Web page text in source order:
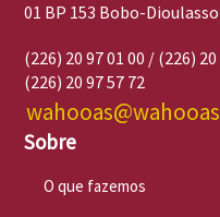
01 BP 153 Bobo-
(226) 20 97 01 00 / (226) 20
(226) 20 97 57 72
Sobre
O que fazemos